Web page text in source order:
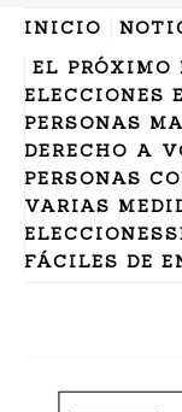
INICIO
EL PRÓXIMO
ELECCIONES
PERSONAS
DERECHO A
PERSONAS
VARIAS
FÁCILES DE